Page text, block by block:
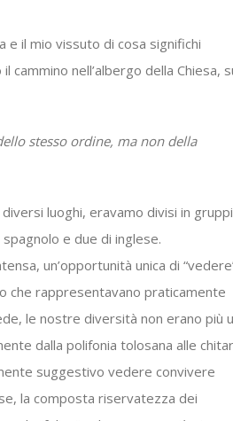
e il mio vissuto di cosa significhi
nell’albergo della Chiesa,
stesso ordine, ma non della
luoghi, eravamo divisi in gruppi
e due di inglese.
un’opportunità unica di
che rappresentavano praticamente
le nostre diversità non erano più
dalla polifonia tolosana alle
suggestivo vedere convivere
la composta riservatezza dei